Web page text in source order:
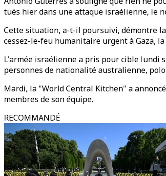
tués hier dans une attaque israélienne, le
Cette situation, a-t-il poursuivi, démontre
cessez-le-feu humanitaire urgent à Gaza,
L'armée israélienne a pris pour cible lundi
personnes de nationalité australienne,
Mardi, la "World Central Kitchen" a
membres de son équipe.
RECOMMANDÉ